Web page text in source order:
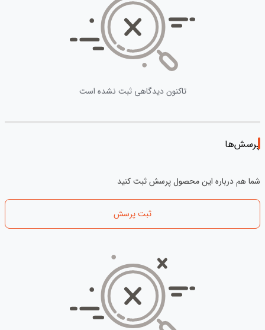
تاکنون دیدگاهی ثبت نشده است
پرسش‌ها
شما هم درباره این محصول پرسش ثبت کنید
ثبت پرسش